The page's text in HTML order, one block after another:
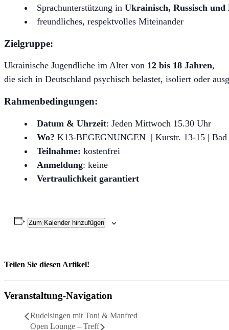
Sprachunterstützung in Ukrainisch, Russisch und
freundliches, respektvolles Miteinander
Zielgruppe:
Ukrainische Jugendliche im Alter von 12 bis 18 Jahren,
die sich in Deutschland psychisch belastet, isoliert oder
Rahmenbedingungen:
Datum & Uhrzeit: Jeden Mittwoch 15.30 Uhr
Wo? K13-BEGEGNUNGEN | Kurstr. 13-15 | Bad
Teilnahme: kostenfrei
Anmeldung: keine
Vertraulichkeit garantiert
Zum Kalender hinzufügen
Teilen Sie diesen Artikel!
Veranstaltung-Navigation
Rudelsingen mit Toni & Manfred
Open Lounge – Treff